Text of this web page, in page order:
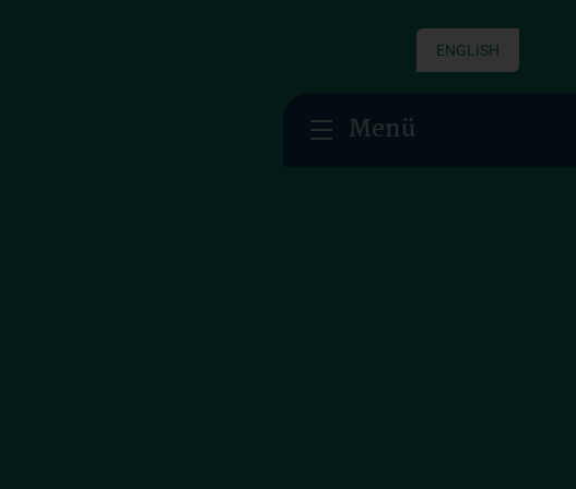
ENGLISH
Menü